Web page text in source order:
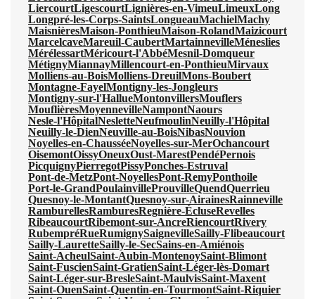
LiercourtLigescourtLignières-en-VimeuLimeuxLong
Longpré-les-Corps-SaintsLongueauMachielMachy
MaisnièresMaison-PonthieuMaison-RolandMaizicourt
MarcelcaveMareuil-CaubertMartainnevilleMéneslies
MérélessartMéricourt-l'AbbéMesnil-Domqueur
MétignyMiannayMillencourt-en-PonthieuMirvaux
Molliens-au-BoisMolliens-DreuilMons-Boubert
Montagne-FayelMontigny-les-Jongleurs
Montigny-sur-l'HallueMontonvillersMouflers
MouflièresMoyennevilleNampontNaours
Nesle-l'HôpitalNesletteNeufmoulinNeuilly-l'Hôpital
Neuilly-le-DienNeuville-au-BoisNibasNouvion
Noyelles-en-ChausséeNoyelles-sur-MerOchancourt
OisemontOissyOneuxOust-MarestPendéPernois
PicquignyPierregotPissyPonches-Estruval
Pont-de-MetzPont-NoyellesPont-RemyPonthoile
Port-le-GrandPoulainvilleProuvilleQuendQuerrieu
Quesnoy-le-MontantQuesnoy-sur-AirainesRainneville
RamburellesRamburesRegnière-ÉcluseRevelles
RibeaucourtRibemont-sur-AncreRiencourtRivery
RubempréRueRumignySaignevilleSailly-Flibeaucourt
Sailly-LauretteSailly-le-SecSains-en-Amiénois
Saint-AcheulSaint-Aubin-MontenoySaint-Blimont
Saint-FuscienSaint-GratienSaint-Léger-lès-Domart
Saint-Léger-sur-BresleSaint-MaulvisSaint-Maxent
Saint-OuenSaint-Quentin-en-TourmontSaint-Riquier